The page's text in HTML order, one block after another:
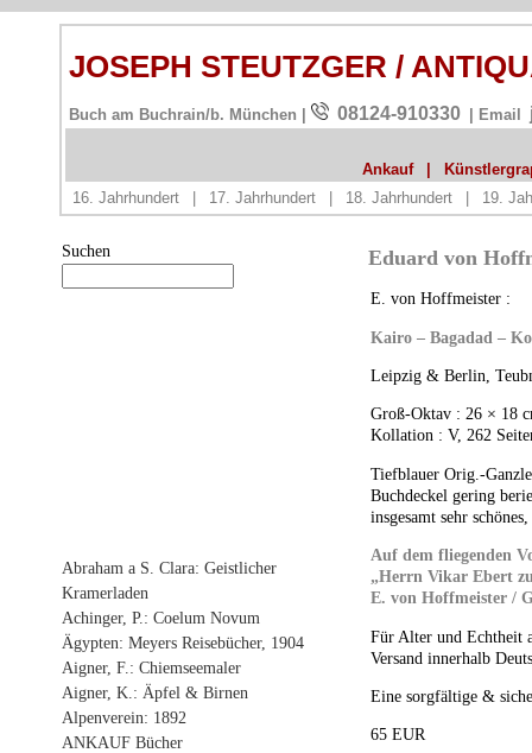
JOSEPH STEUTZGER /
Buch am Buchrain/b. München | 08124-910330 | Email
Ankauf
16. Jahrhundert
17. Jahrhundert 18. Jahrhundert 19.
Suchen
Abraham a S. Clara: Geistlicher
Kramerladen
Achinger, P.: Coelum Novum
Ägypten: Meyers Reisebücher, 1904
Aigner, F.: Chiemseemaler
Aigner, K.: Äpfel & Birnen
Alpenverein: 1892
ANKAUF Bücher
Eduard von
E. von Hoffmeister :
Kairo – Bagadad –
Leipzig & Berlin,
Groß-Oktav : 26 × 18
Kollation : V, 262
Tiefblauer Orig.-
Buchdeckel gering
insgesamt sehr
Auf dem fliegenden
„Herrn Vikar Ebert
E. von Hoffmeister /
Für Alter und Echtheit
Versand innerhalb
Eine sorgfältige &
65 EUR